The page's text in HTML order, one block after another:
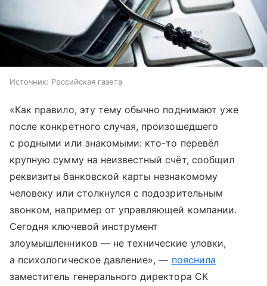
Источник: Российская газета
«Как правило, эту тему обычно поднимают уже
после конкретного случая, произошедшего
с родными или знакомыми: кто-то перевёл
крупную сумму на неизвестный счёт, сообщил
реквизиты банковской карты незнакомому
человеку или столкнулся с подозрительным
звонком, например от управляющей компании.
Сегодня ключевой инструмент
злоумышленников — не технические уловки,
а психологическое давление», — пояснила
заместитель генерального директора СК